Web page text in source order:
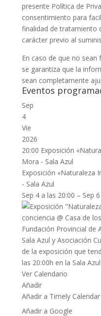
presente Política de
consentimiento para
finalidad de tratamiento
carácter previo al
En caso de que no
se garantiza que la
sean completamente
Eventos
Sep
4
Vie
2026
20:00 Exposición
Mora - Sala Azul
Exposición «Naturaleza
- Sala Azul
Sep 4 a las 20:00 – Sep
Fundación Provincial de
Sala Azul y Asociación
de la exposición que
las 20:00h en la Sala
Ver Calendario
Añadir
Añadir a Timely Calendar
Añadir a Google